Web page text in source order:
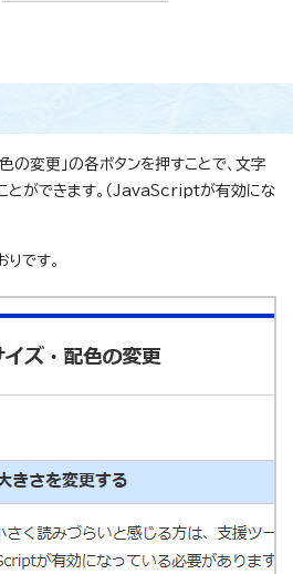
の変更」の各ボタンを押すことで、文字
とができます。（JavaScriptが有効にな
です。